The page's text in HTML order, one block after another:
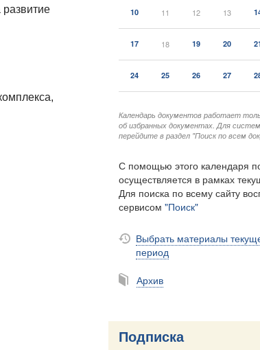
10 11 12 13
17 18 19 20
24 25 26 27
Календарь документов работает
об избранных документах. Для
перейдите в раздел "Поиск по всем
С помощью этого календаря
осуществляется в рамках
Для поиска по всему сайту
сервисом "Поиск"
Выбрать материалы
период
Архив
Подписка